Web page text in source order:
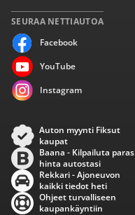
SEURAA NETTIAUTOA
Facebook
YouTube
Instagram
Auton myynti Fiksut
kaupat
Baana - Kilpailuta paras
hinta autostasi
Rekkari - Ajoneuvon
kaikki tiedot heti
Ohjeet turvalliseen
kaupankäyntiin